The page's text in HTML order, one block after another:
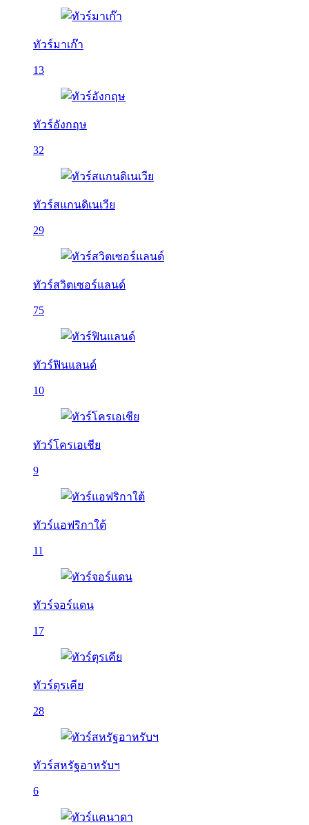
ทัวร์มาเก๊า
13
ทัวร์อังกฤษ
32
ทัวร์สแกนดิเนเวีย
29
ทัวร์สวิตเซอร์แลนด์
75
ทัวร์ฟินแลนด์
10
ทัวร์โครเอเชีย
9
ทัวร์แอฟริกาใต้
11
ทัวร์จอร์แดน
17
ทัวร์ตุรเคีย
28
ทัวร์สหรัฐอาหรับฯ
6